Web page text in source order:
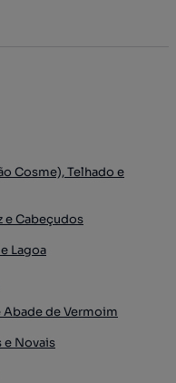
Cosme), Telhado e
e Cabeçudos
Lagoa
de Vermoim
e Novais